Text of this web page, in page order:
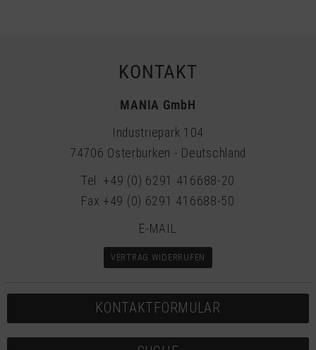
MANIA GmbH
Industriepark 104
74706 Osterburken - Deutschland
Tel. +49 (0) 6291 416688-20
Fax +49 (0) 6291 416688-50
E-MAIL
VERTRAG WIDERRUFEN
KONTAKTFORMULAR